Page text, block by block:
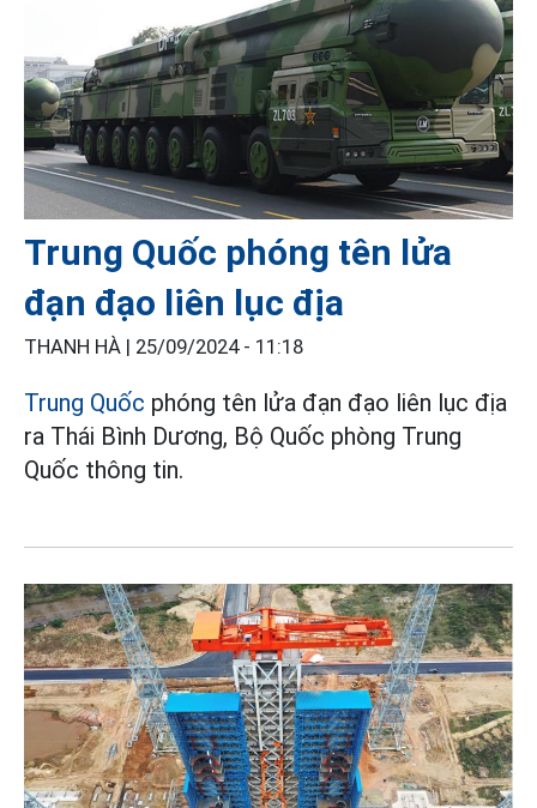
Trung Quốc phóng tên lửa
đạn đạo liên lục địa
THANH HÀ | 25/09/2024 - 11:18
Trung Quốc phóng tên lửa đạn đạo liên lục địa
ra Thái Bình Dương, Bộ Quốc phòng Trung
Quốc thông tin.